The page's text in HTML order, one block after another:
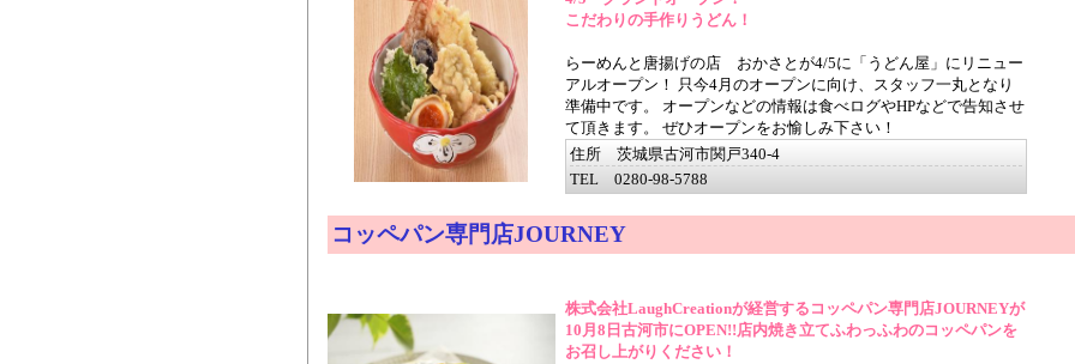
こだわりの手作りうどん！
らーめんと唐揚げの店 おかさとが4/5に「うどん屋」にリニュー
アルオープン！ 只今4月のオープンに向け、スタッフ一丸となり
準備中です。 オープンなどの情報は食べログやHPなどで告知させ
て頂きます。 ぜひオープンをお愉しみ下さい！
住所 茨城県古河市関戸340-4
TEL 0280-98-5788
コッペパン専門店JOURNEY
株式会社LaughCreationが経営するコッペパン専門店JOURNEYが
10月8日古河市にOPEN!!店内焼き立てふわっふわのコッペパンを
お召し上がりください！